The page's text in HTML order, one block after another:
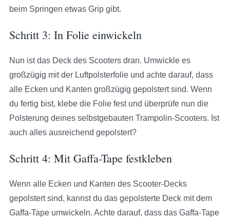
beim Springen etwas Grip gibt.
Schritt 3: In Folie einwickeln
Nun ist das Deck des Scooters dran. Umwickle es
großzügig mit der Luftpolsterfolie und achte darauf, dass
alle Ecken und Kanten großzügig gepolstert sind. Wenn
du fertig bist, klebe die Folie fest und überprüfe nun die
Polsterung deines selbstgebauten Trampolin-Scooters. Ist
auch alles ausreichend gepolstert?
Schritt 4: Mit Gaffa-Tape festkleben
Wenn alle Ecken und Kanten des Scooter-Decks
gepolstert sind, kannst du das gepolsterte Deck mit dem
Gaffa-Tape umwickeln. Achte darauf, dass das Gaffa-Tape